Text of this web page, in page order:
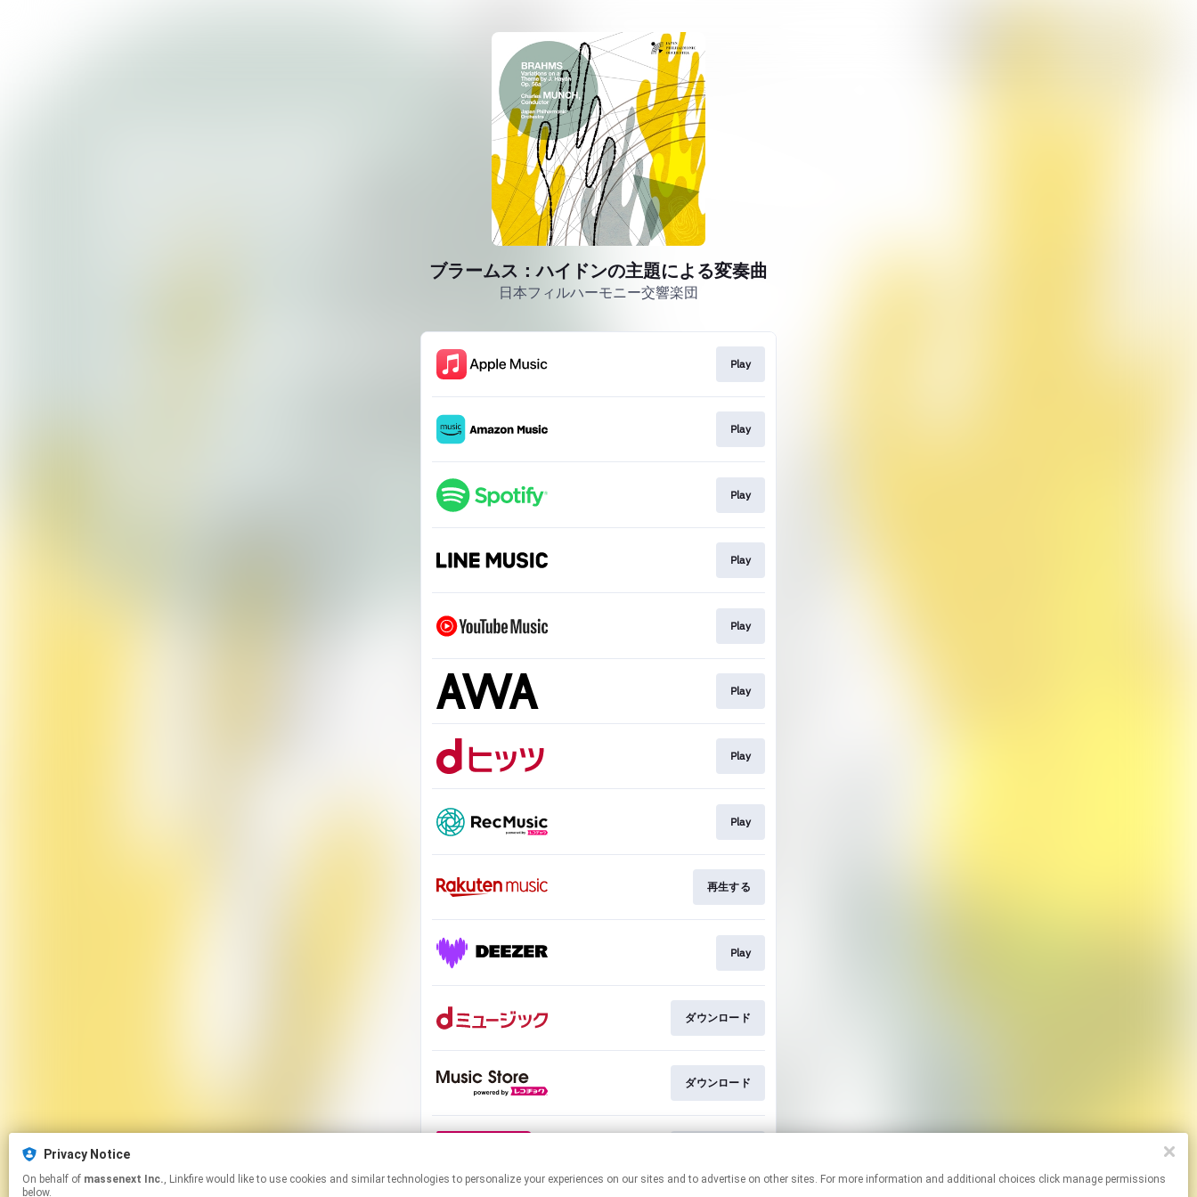
ブラームス：ハイドンの主題による変奏曲
日本フィルハーモニー交響楽団
Play
Play
Play
Play
Play
Play
Play
Play
再生する
Play
ダウンロード
ダウンロード
Privacy Notice
On behalf of massenext Inc., Linkfire would like to use cookies and similar technologies to personalize your experiences on our sites and to advertise on other sites. For more information and additional choices click manage permissions
below.